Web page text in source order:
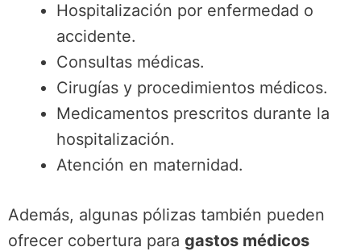
Hospitalización por enfermedad o
accidente.
Consultas médicas.
Cirugías y procedimientos médicos.
Medicamentos prescritos durante la
hospitalización.
Atención en maternidad.
Además, algunas pólizas también pueden
ofrecer cobertura para gastos médicos